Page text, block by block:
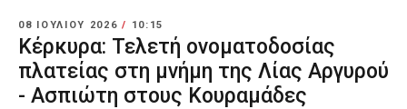
08 ΙΟΥΛΊΟΥ 2026/ 10:15
Κέρκυρα: Τελετή ονοματοδοσίας
πλατείας στη μνήμη της Λίας Αργυρού
- Ασπιώτη στους Κουραμάδες